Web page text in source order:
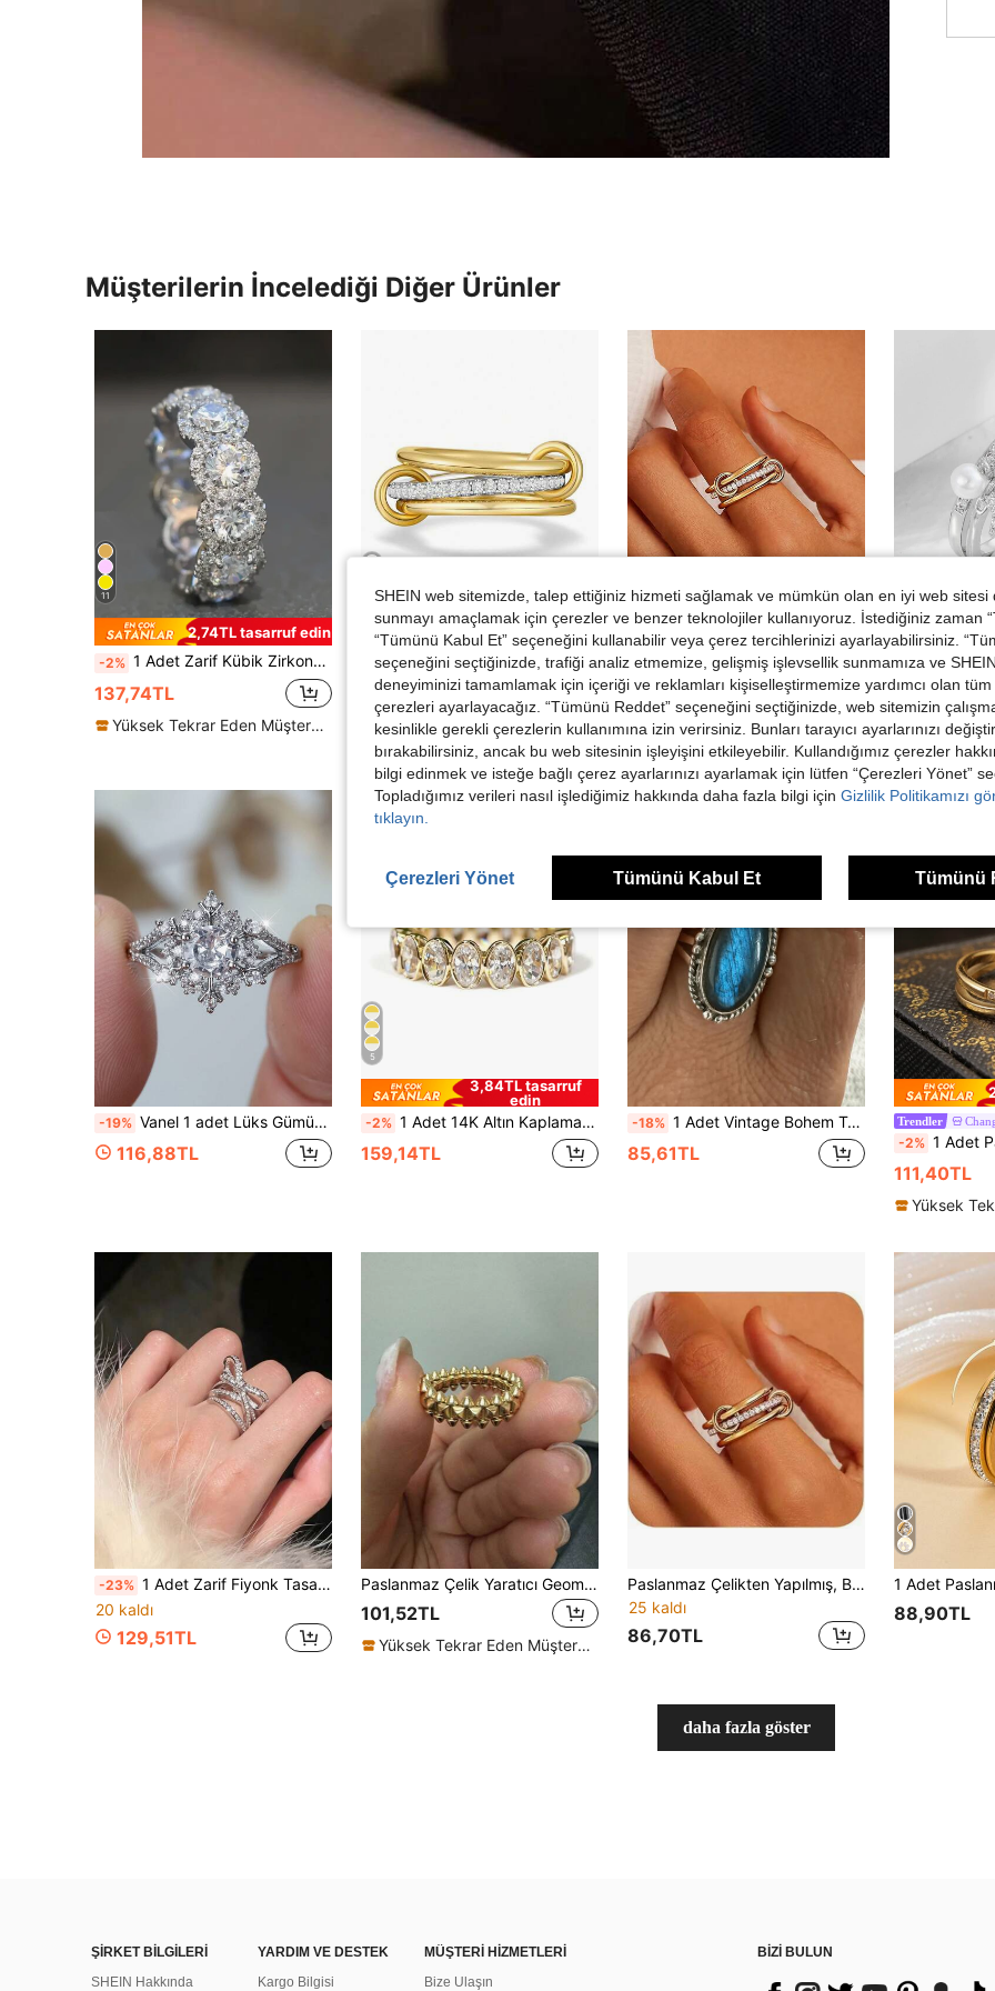
Müşterilerin İncelediği Diğer Ürünler
11
2,74TL tasarruf edin
-2% 1 Adet Zarif Kübik Zirkonya Yüzük, Kadınlar İçin, Düğün, Nişan, Yıldönümü, Parti, Sevgililer Günü ve Diğer Özel Günler İçin Uygun
137,74TL
Yüksek Tekrar Eden Müşteriler
5,49TL tasarruf
edin
-4% 16 Ayar Altın Kaplama Kübik Zirkon Taşlı, Kadınlar İçin İstiflenebilir Yüzükler - Zarif Takı Hediyesi
126,21TL
3,29TL tasarruf
edin
-3% 1 Adet Paslanmaz Çelik Kilitli Üçlü Yapay Elmas Yüzük, Çok Renkli, Çok Yönlü Günlük Kullanım
96,03TL 14 kaldı
120,73TL
-19% Vanel 1 adet Lüks Gümüş Kübik Zirkon Yüzük, Büyük Yuvarlak Merkez Taşlı Kar Tanesi Desenli, Şık Günlük Takı, Zarif Takı Hediyesi
116,88TL
5
3,84TL tasarruf
edin
-2% 1 Adet 14K Altın Kaplama Bakır Oval Pave Elmas Yüzük, Avrupa ve Amerikan INS Stili Lüks Çok Yönlü Bant Yüzük, Kadınlar İçin Niş Tasarım Üst Segment Takı
159,14TL
-18% 1 Adet Vintage Bohem Tarzı Oymalı Oval Mavi Yapay Değerli Taş Kakmalı Yüzük, Kadınların Günlük Kullanımı, Tatil, Seyahat, Düğün ve Parti İçin Uygun, Arkadaşlara En İyi Takı Hediyesi
85,61TL
Trendler
-2% 1 Adet Paslanmaz Çelik Geometrik Haç Şekilli
111,40TL
-23% 1 Adet Zarif Fiyonk Tasarımlı Tatlı Geometrik Kadın Yüzüğü, Asimetrik Çok Katmanlı Yüzük, Nişan ve Düğünler İçin Uygun, Romantik Yıldönümü Hediyesi
20 kaldı
129,51TL
Paslanmaz Çelik Yaratıcı Geometri Perçin Yüzükler Kadınlar Erkekler İçin Pürüzsüz Geniş Yüzük Düğün Zarif Klasik Punk Takı Hediye 2025
101,52TL
Yüksek Tekrar Eden Müşteriler
Paslanmaz Çelikten Yapılmış, Birbirine Geçmeli, Tamamen Pırlantalı, Üç Halkalı, İki Tonlu, Çok Unsurlu, Yeni, Günlük Kullanıma Uygun Eşleşen Yüzük
25 kaldı
86,70TL
88,90TL
daha fazla göster
ŞİRKET BİLGİLERİ
SHEIN Hakkında
YARDIM VE DESTEK
Kargo Bilgisi
MÜŞTERİ HİZMETLERİ
Bize Ulaşın
BİZİ BULUN
SHEIN web sitemizde, talep ettiğiniz hizmeti sağlamak ve mümkün olan en iyi web sitesi
sunmayı amaçlamak için çerezler ve benzer teknolojiler kullanıyoruz. İstediğiniz zaman
“Tümünü Kabul Et” seçeneğini kullanabilir veya çerez tercihlerinizi ayarlayabilirsiniz.
seçeneğini seçtiğinizde, trafiği analiz etmemize, gelişmiş işlevsellik sunmamıza ve
deneyiminizi tamamlamak için içeriği ve reklamları kişiselleştirmemize yardımcı olan tüm
çerezleri ayarlayacağız. “Tümünü Reddet” seçeneğini seçtiğinizde, web sitemizin
kesinlikle gerekli çerezlerin kullanımına izin verirsiniz. Bunları tarayıcı ayarlarınızı
bırakabilirsiniz, ancak bu web sitesinin işleyişini etkileyebilir. Kullandığımız çerezler
bilgi edinmek ve isteğe bağlı çerez ayarlarınızı ayarlamak için lütfen “Çerezleri Yönet”
Topladığımız verileri nasıl işlediğimiz hakkında daha fazla bilgi için Gizlilik Politikamızı
tıklayın.
Çerezleri Yönet Tümünü Kabul Et Tümünü